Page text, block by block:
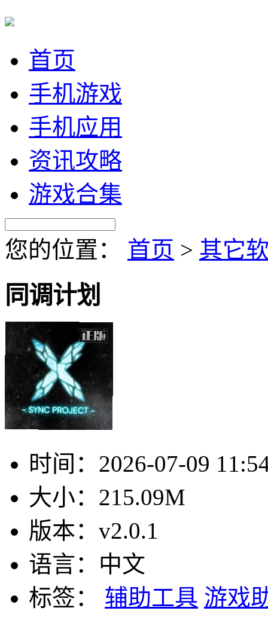
首页
手机游戏
手机应用
资讯攻略
游戏合集
您的位置： 首页 > 其它
同调计划
时间： 2026-07-09
大小： 215.09M
版本： v2.0.1
语言： 中文
标签：
辅助工具 游戏